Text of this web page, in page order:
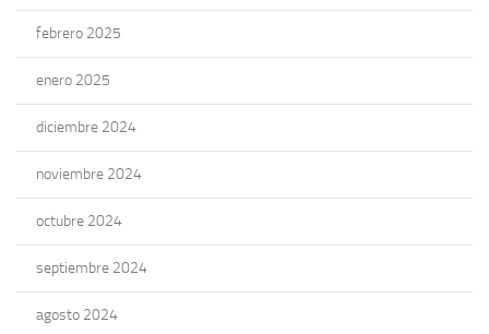
febrero 2025
enero 2025
diciembre 2024
noviembre 2024
octubre 2024
septiembre 2024
agosto 2024